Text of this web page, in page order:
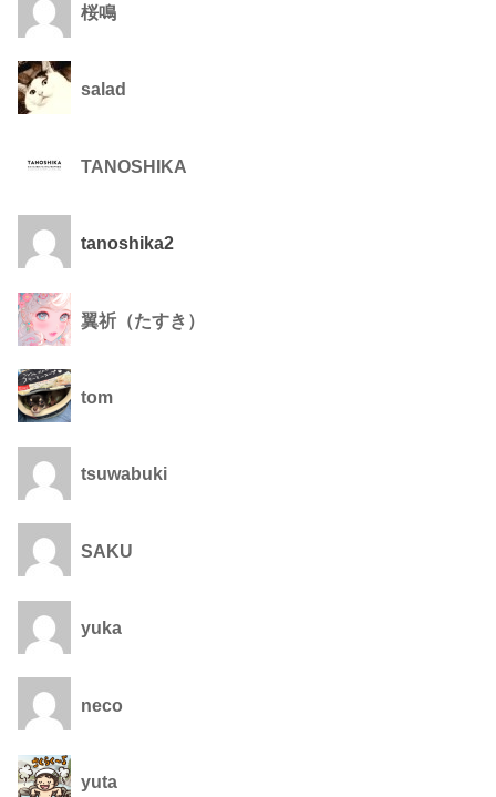
桜鳴
salad
TANOSHIKA
tanoshika2
翼祈（たすき）
tom
tsuwabuki
SAKU
yuka
neco
yuta